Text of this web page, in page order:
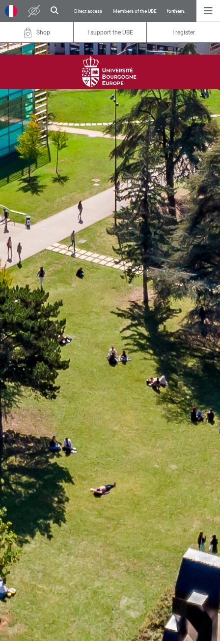
Direct access Members of the UBE forthem.
Shop I support the UBE I register